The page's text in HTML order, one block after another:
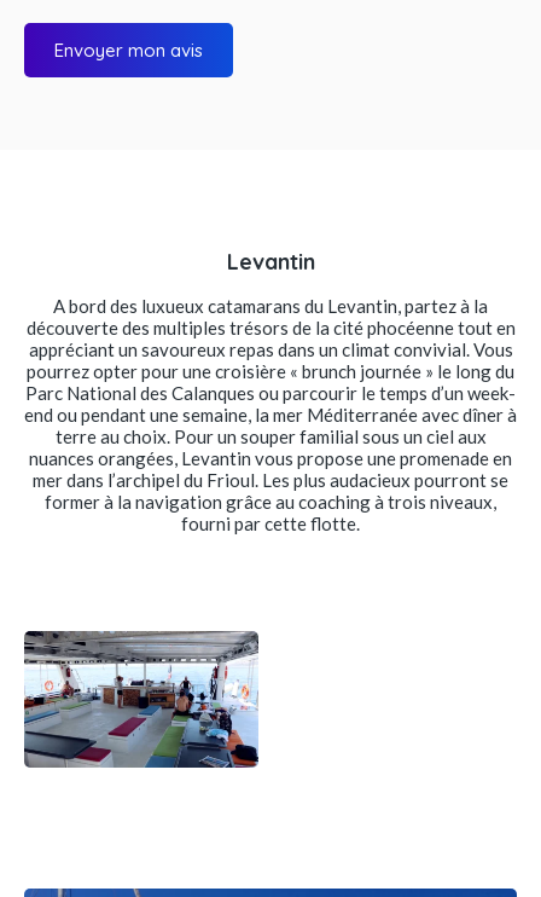
Envoyer mon avis
Levantin
A bord des luxueux catamarans du Levantin, partez à la
découverte des multiples trésors de la cité phocéenne tout en
appréciant un savoureux repas dans un climat convivial. Vous
pourrez opter pour une croisière « brunch journée » le long du
Parc National des Calanques ou parcourir le temps d’un week-
end ou pendant une semaine, la mer Méditerranée avec dîner à
terre au choix. Pour un souper familial sous un ciel aux
nuances orangées, Levantin vous propose une promenade en
mer dans l’archipel du Frioul. Les plus audacieux pourront se
former à la navigation grâce au coaching à trois niveaux,
fourni par cette flotte.